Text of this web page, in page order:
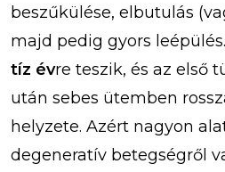
beszűkülése, elbutulás
majd pedig gyors
tíz évre teszik, és az első
után sebes ütemben
helyzete. Azért nagyon
degeneratív betegségről